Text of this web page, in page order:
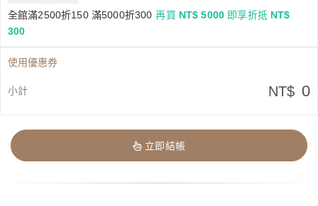
全館滿2500折150 滿5000折300 再買 NT$ 5000 即享折抵 NT$
300
使用優惠券
小計 NT$ 0
立即結帳